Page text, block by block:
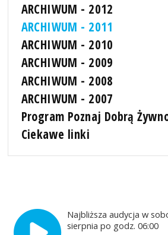
ARCHIWUM - 2012
ARCHIWUM - 2011
ARCHIWUM - 2010
ARCHIWUM - 2009
ARCHIWUM - 2008
ARCHIWUM - 2007
Program Poznaj Dobrą
Ciekawe linki
Najbliższa audycja w
sierpnia po godz. 06:00